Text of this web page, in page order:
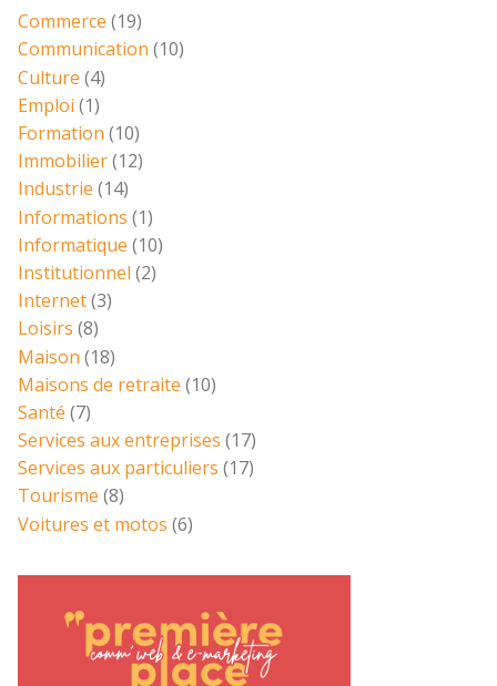
Commerce (19)
Communication (10)
Culture (4)
Emploi (1)
Formation (10)
Immobilier(12)
Industrie (14)
Informations (1)
Informatique (10)
Institutionnel (2)
Internet(3)
Loisirs (8)
Maison (18)
Maisons de retraite (10)
Santé (7)
Services aux entreprises (17)
Services aux particuliers (17)
Tourisme (8)
Voitures et motos (6)